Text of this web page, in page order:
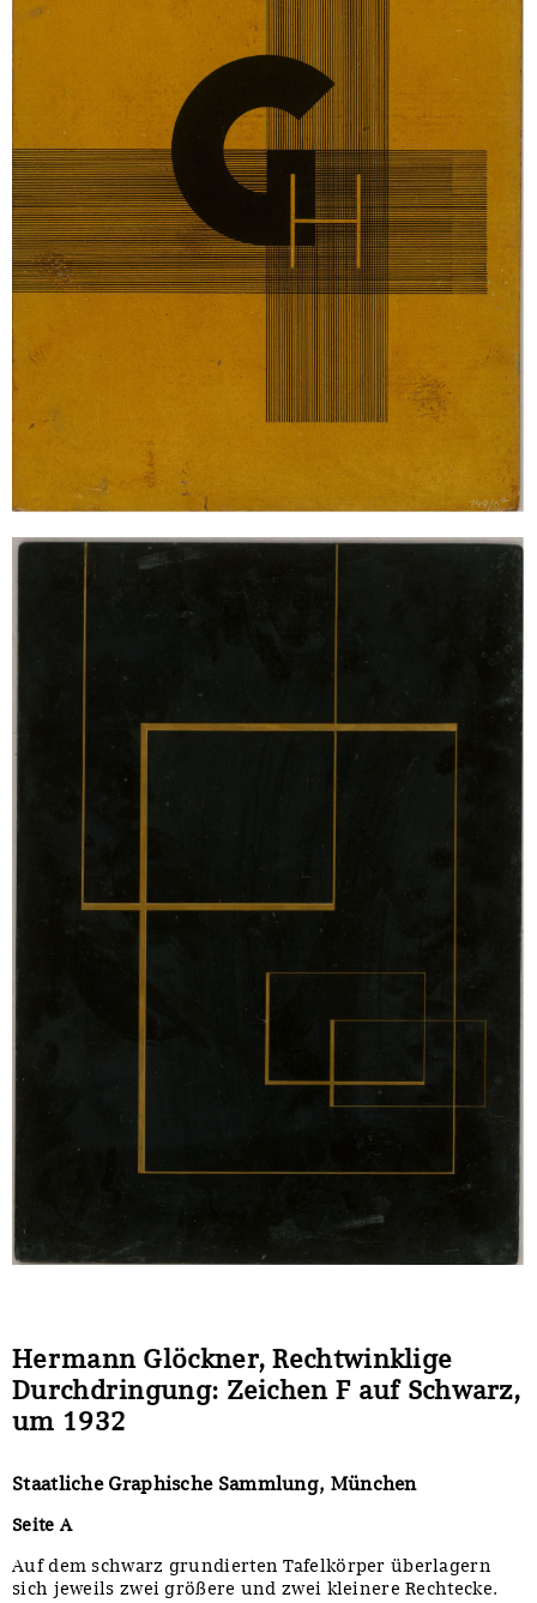
Hermann Glöckner, Rechtwinklige
Durchdringung: Zeichen F auf Schwarz,
um 1932
Staatliche Graphische Sammlung, München
Seite A
Auf dem schwarz grundierten Tafelkörper überlagern
sich jeweils zwei größere und zwei kleinere Rechtecke.